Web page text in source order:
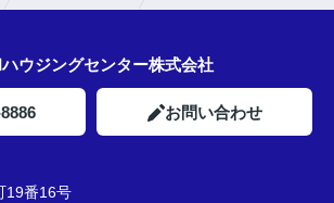
ウジングセンター株式会社
お問い合わせ
19番16号